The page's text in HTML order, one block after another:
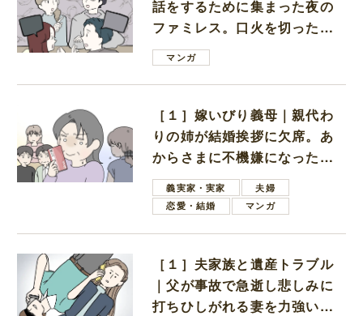
話をするために集まった夜の
ファミレス。口火を切ったの
は電車好きの男の子ママ
マンガ
［１］嫁いびり義母｜親代わ
りの姉が結婚挨拶に欠席。あ
からさまに不機嫌になった義
母義実家・実家
夫婦
恋愛・結婚
マンガ
［１］夫家族と遺産トラブル
｜父が事故で急逝し悲しみに
打ちひしがれる妻を力強い言